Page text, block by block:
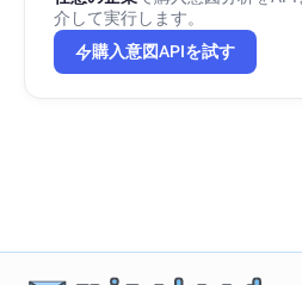
介して実行します。
購入意図APIを試す